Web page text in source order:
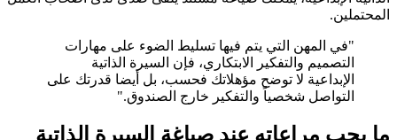
المحتملين.
"في المهن التي يتم فيها تسليط الضوء على مهارات
التصميم والتفكير الابتكاري، فإن السيرة الذاتية
الإبداعية لا توضح مؤهلاتك فحسب، بل أيضا قدرتك على
التواصل شخصياً والتفكير خارج الصندوق."
ما يجب مراعاته عند صياغة السيرة الذاتية